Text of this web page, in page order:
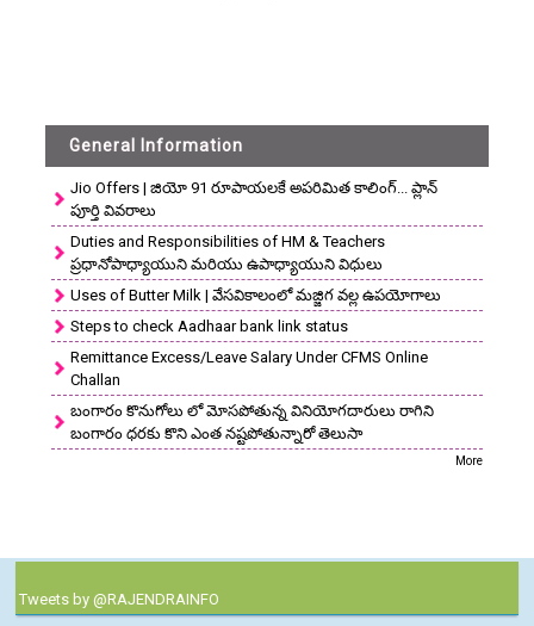
General Information
Jio Offers | జియో 91 రూపాయలకే అపరిమిత కాలింగ్... ప్లాన్
పూర్తి వివరాలు
Duties and Responsibilities of HM & Teachers
ప్రధానోపాధ్యాయుని మరియు ఉపాధ్యాయుని విధులు
Uses of Butter Milk | వేసవికాలంలో మజ్జిగ వల్ల ఉపయోగాలు
Steps to check Aadhaar bank link status
Remittance Excess/Leave Salary Under CFMS Online
Challan
బంగారం కొనుగోలు లో మోసపోతున్న వినియోగదారులు రాగిని
బంగారం ధరకు కొని ఎంత నష్టపోతున్నారో తెలుసా
More
Tweets by @RAJENDRAINFO